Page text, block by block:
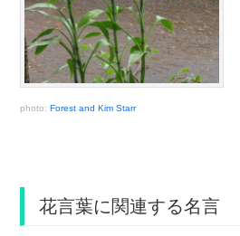
photo: Forest and Kim Starr
花言葉に関連する名言